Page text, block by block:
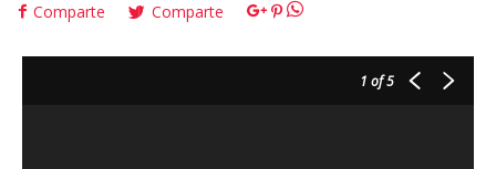
Comparte Comparte
1 of 5